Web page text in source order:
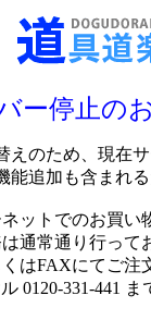
ー停止の
えのため、現在サ
能追加も含まれ
ットでのお買い
通常通り行って
はFAXにてご注
0120-331-441 ま